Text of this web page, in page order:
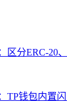
区分ERC-20
TP钱包内置